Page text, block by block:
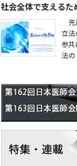
社会全体で支えるた
先
立
参共
法の